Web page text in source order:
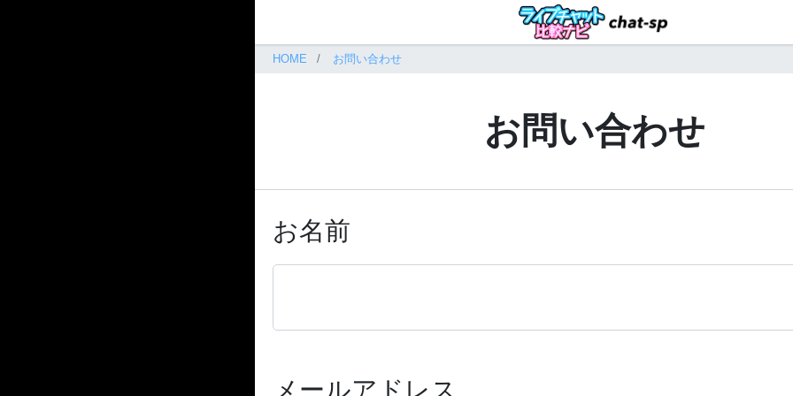
HOME お問い合わせ
お問い合わせ
お名前
メールアドレス